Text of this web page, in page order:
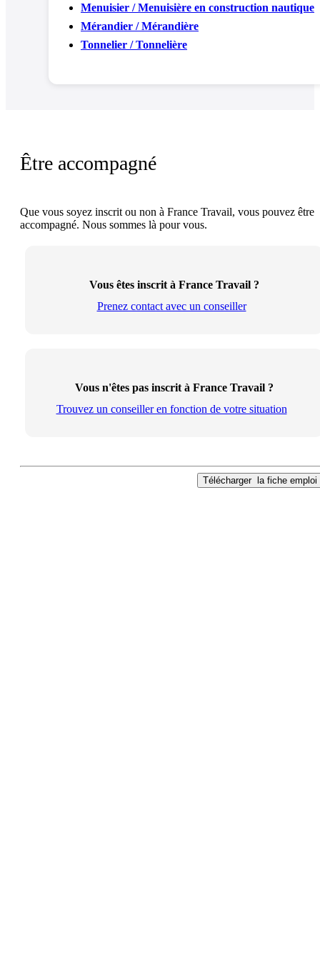
Menuisier / Menuisière en construction nautique
Mérandier / Mérandière
Tonnelier / Tonnelière
Être accompagné
Que vous soyez inscrit ou non à France Travail, vous pouvez être
accompagné. Nous sommes là pour vous.
Vous êtes inscrit à France Travail ?
Prenez contact avec un conseiller
Vous n'êtes pas inscrit à France Travail ?
Trouvez un conseiller en fonction de votre situation
Télécharger la fiche emploi